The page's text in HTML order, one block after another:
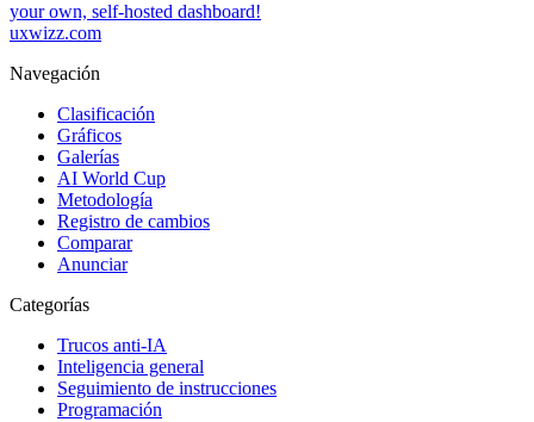
your own, self-hosted dashboard!
uxwizz.com
Navegación
Clasificación
Gráficos
Galerías
AI World Cup
Metodología
Registro de cambios
Comparar
Anunciar
Categorías
Trucos anti-IA
Inteligencia general
Seguimiento de instrucciones
Programación